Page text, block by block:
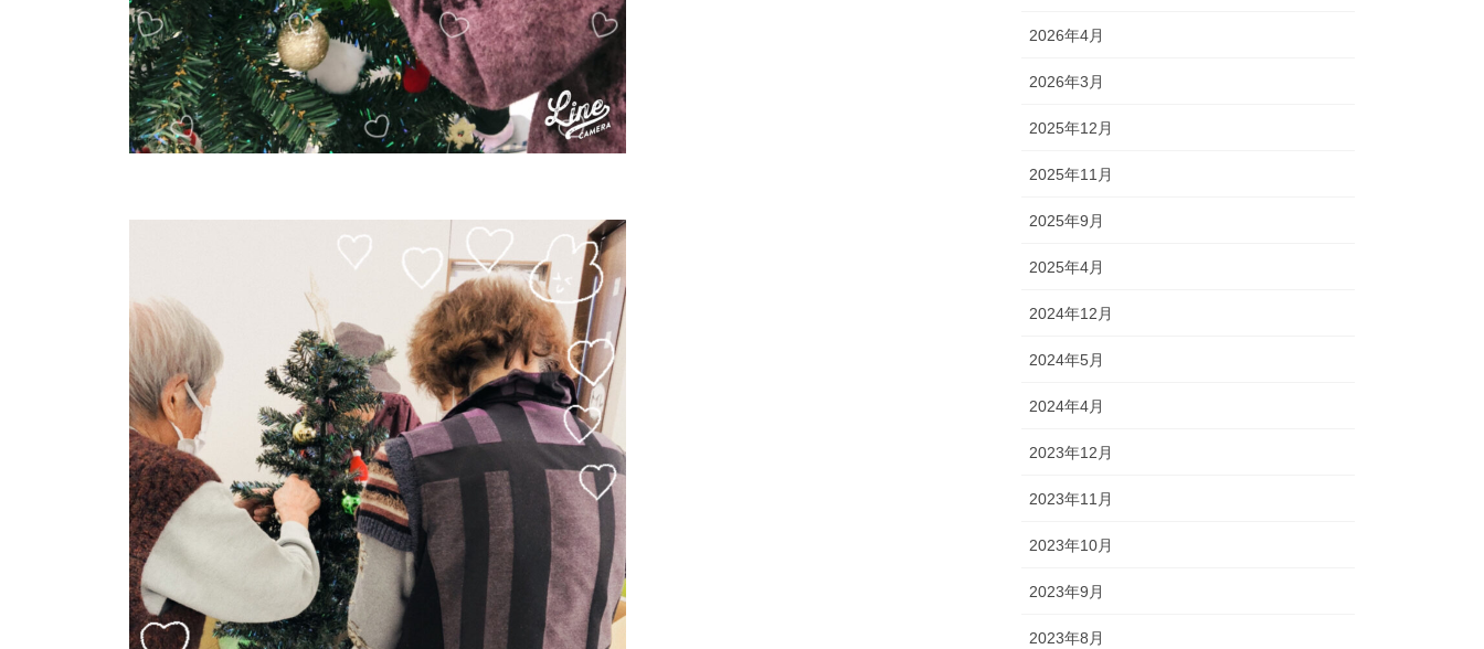
2026年4月
2026年3月
2025年12月
2025年11月
2025年9月
2025年4月
2024年12月
2024年5月
2024年4月
2023年12月
2023年11月
2023年10月
2023年9月
2023年8月